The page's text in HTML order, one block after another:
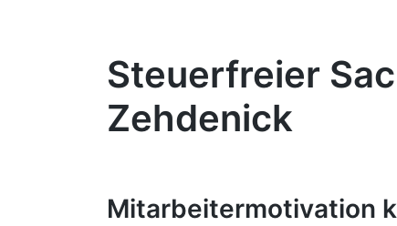
Steuerfreier
Zehdenick
Mitarbeitermotivation